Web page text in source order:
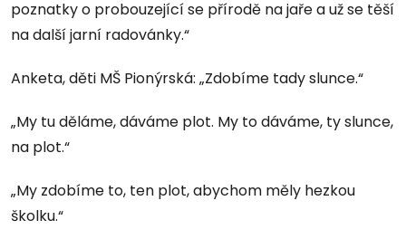
poznatky o probouzející se přírodě na jaře a už se těší
na další jarní radovánky.“
Anketa, děti MŠ Pionýrská: „Zdobíme tady slunce.“
„My tu děláme, dáváme plot. My to dáváme, ty slunce,
na plot.“
„My zdobíme to, ten plot, abychom měly hezkou
školku.“